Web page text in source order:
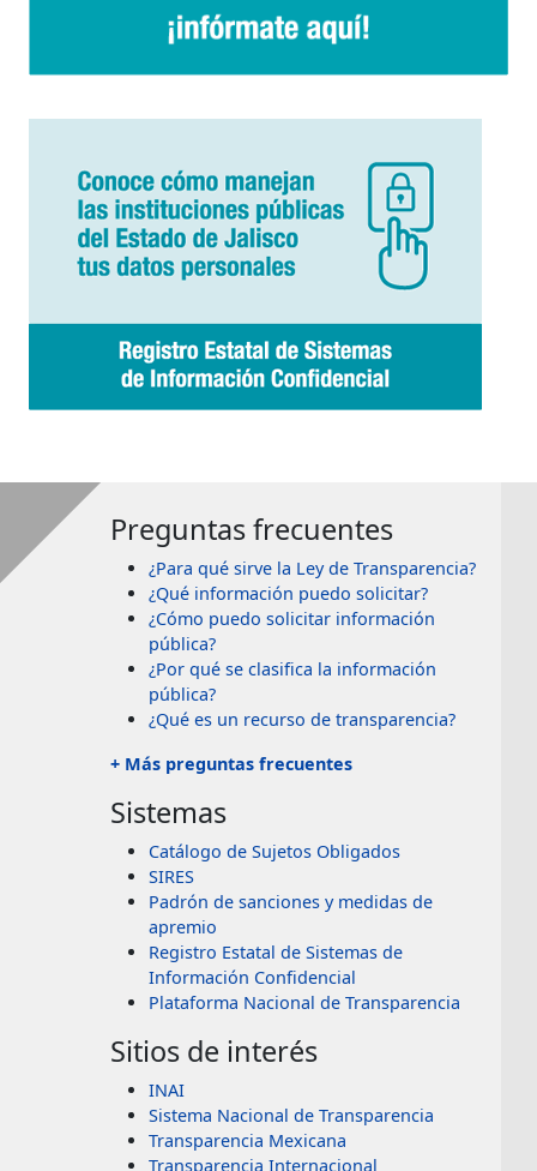
Preguntas frecuentes
¿Para qué sirve la Ley de Transparencia?
¿Qué información puedo solicitar?
¿Cómo puedo solicitar información
pública?
¿Por qué se clasifica la información
pública?
¿Qué es un recurso de transparencia?
+ Más preguntas frecuentes
Sistemas
Catálogo de Sujetos Obligados
SIRES
Padrón de sanciones y medidas de
apremio
Registro Estatal de Sistemas de
Información Confidencial
Plataforma Nacional de Transparencia
Sitios de interés
INAI
Sistema Nacional de Transparencia
Transparencia Mexicana
Transparencia Internacional